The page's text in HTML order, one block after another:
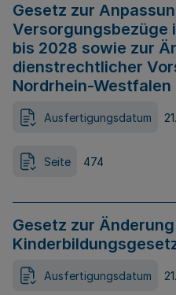
Gesetz zur
Versorgungsbezüge
bis 2028 sowie zur
dienstrechtlicher
Nordrhein-Westfalen
Ausfertigungsdatum
Seite 474
Gesetz zur
Ausfertigungsdatum